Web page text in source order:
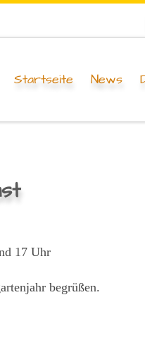
Startseite News
17 Uhr
begrüßen.